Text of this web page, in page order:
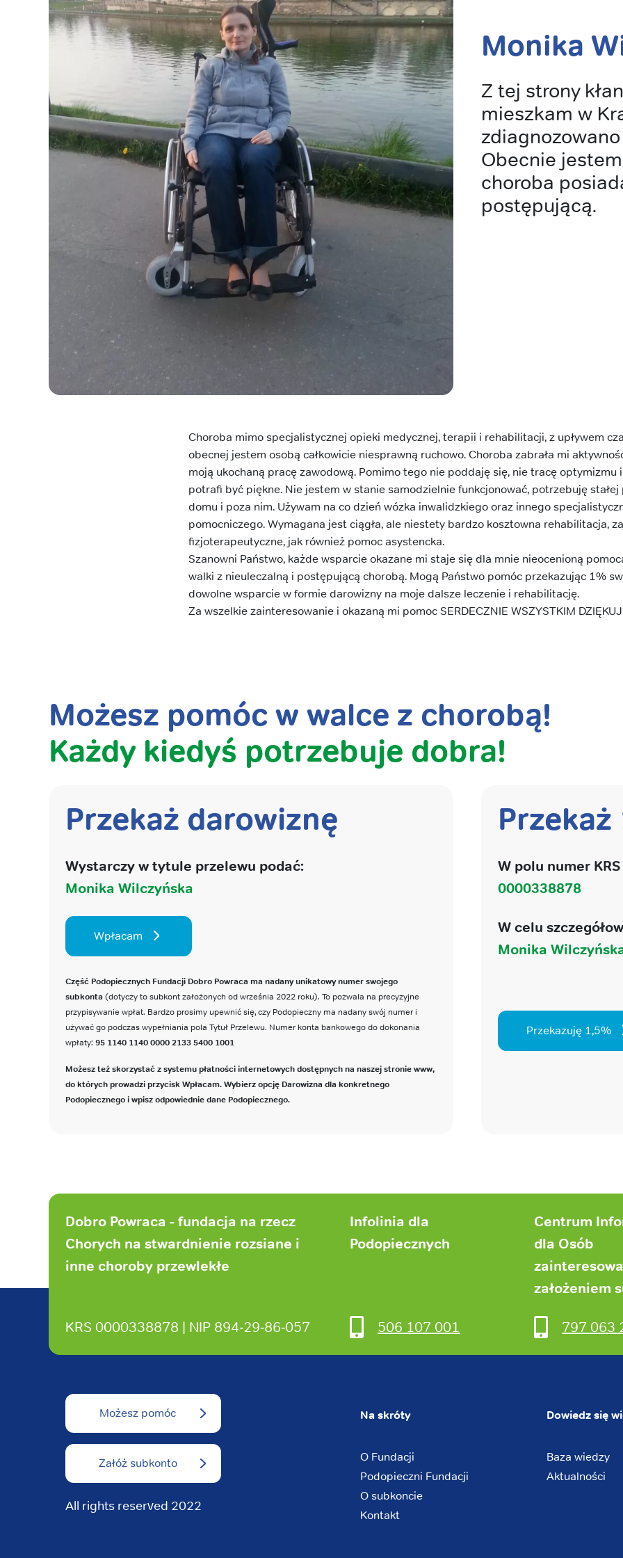
Monika
Z tej strony
mieszkam w
Obecnie
choroba
postępującą.
Choroba mimo specjalistycznej opieki medycznej, terapii i rehabilitacji, z upływem
obecnej jestem osobą całkowicie niesprawną ruchowo. Choroba zabrała mi
moją ukochaną pracę zawodową. Pomimo tego nie poddaję się, nie tracę optymizmu
potrafi być piękne. Nie jestem w stanie samodzielnie funkcjonować, potrzebuję
domu i poza nim. Używam na co dzień wózka inwalidzkiego oraz innego
pomocniczego. Wymagana jest ciągła, ale niestety bardzo kosztowna rehabilitacja,
fizjoterapeutyczne, jak również pomoc asystencka.
Szanowni Państwo, każde wsparcie okazane mi staje się dla mnie nieocenioną
walki z nieuleczalną i postępującą chorobą. Mogą Państwo pomóc przekazując 1%
dowolne wsparcie w formie darowizny na moje dalsze leczenie i rehabilitację.
Za wszelkie zainteresowanie i okazaną mi pomoc SERDECZNIE WSZYSTKIM
Możesz pomóc w walce z chorobą!
Każdy kiedyś potrzebuje dobra!
Przekaż darowiznę
Wystarczy w tytule przelewu podać:
Monika Wilczyńska
Wpłacam
Część Podopiecznych Fundacji Dobro Powraca ma nadany unikatowy numer swojego
subkonta (dotyczy to subkont założonych od września 2022 roku). To pozwala na precyzyjne
przypisywanie wpłat. Bardzo prosimy upewnić się, czy Podopieczny ma nadany swój numer i
używać go podczas wypełniania pola Tytuł Przelewu. Numer konta bankowego do dokonania
wpłaty: 95 1140 1140 0000 2133 5400 1001
Możesz też skorzystać z systemu płatności internetowych dostępnych na naszej stronie www,
do których prowadzi przycisk Wpłacam. Wybierz opcję Darowizna dla konkretnego
Podopiecznego i wpisz odpowiednie dane Podopiecznego.
W polu numer
0000338878
W celu
Monika
Przekazuję 1,5%
Dobro Powraca - fundacja na rzecz
Chorych na stwardnienie rozsiane i
inne choroby przewlekłe
KRS 0000338878 | NIP 894‑29‑86‑057
Infolinia dla
Podopiecznych
506 107 001
Centrum
dla Osób
założeniem
797 063
Możesz pomóc
Załóż subkonto
All rights reserved 2022
Na skróty
O Fundacji
Podopieczni Fundacji
O subkoncie
Kontakt
Dowiedz się
Baza wiedzy
Aktualności